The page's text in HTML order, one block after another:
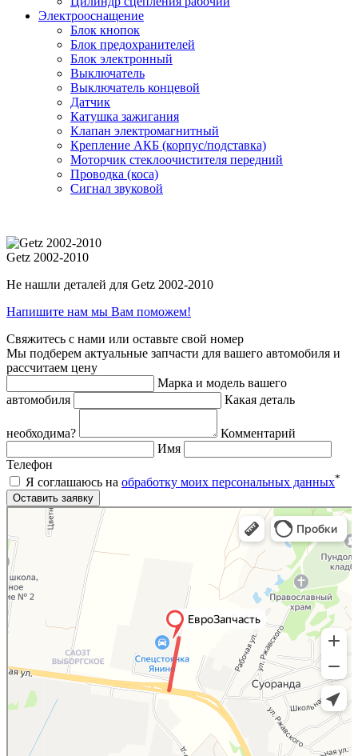
Электрооснащение
Блок кнопок
Блок предохранителей
Блок электронный
Выключатель
Выключатель концевой
Датчик
Катушка зажигания
Клапан электромагнитный
Крепление АКБ (корпус/подставка)
Моторчик стеклоочистителя передний
Проводка (коса)
Сигнал звуковой
Getz 2002-2010
Не нашли деталей для Getz 2002-2010
Напишите нам мы Вам поможем!
Свяжитесь с нами или оставьте свой номер
Мы подберем актуальные запчасти для вашего автомобиля и
рассчитаем цену
Марка и модель вашего
автомобиля
Какая деталь
необходима?
Комментарий
Имя
Телефон
Я соглашаюсь на обработку моих персональных данных*
Яндекс.Карты
Яндекс.Карты — поиск мест и адресов, городской транспорт